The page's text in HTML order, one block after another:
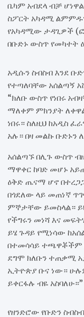
ቤካም አብደላ ብቻ
ስፖርት አካዳሚ ልምምዱን
የአካዳሚው ታዳጊዎች
በቡድኑ ውስጥ የመካተት
አዲሱን ስብስብ እንደ
የተጣለባቸው አሰልጣኝ
“ክለቡ ውስጥ የነበሩ
ማለቀም ምክንያት
ነበሩ። ስለዚህ ከአዲስ
አሉ። በዛ መልኩ ቡድኑን
አሰልጣኙ በሊጉ ውስጥ
ማዋቀር ከባድ መሆኑ
ዕቅድ ጤናማ ሆኖ
በጎደለው ላይ መጠነኛ
ምኞታቸው ይመስላል።
የችግሩን መነሻ እና
ይሄ ጉዳይ የሚነሳው
በተመሳሳይ ተጫዋቾችም
ደግሞ ክለቡን ተጠቃሚ
ኢትዮጵያ ቡና ነው።
ይቀርፋሉ ብዬ አስባለሁ።”
የዘንድሮው የቡድን